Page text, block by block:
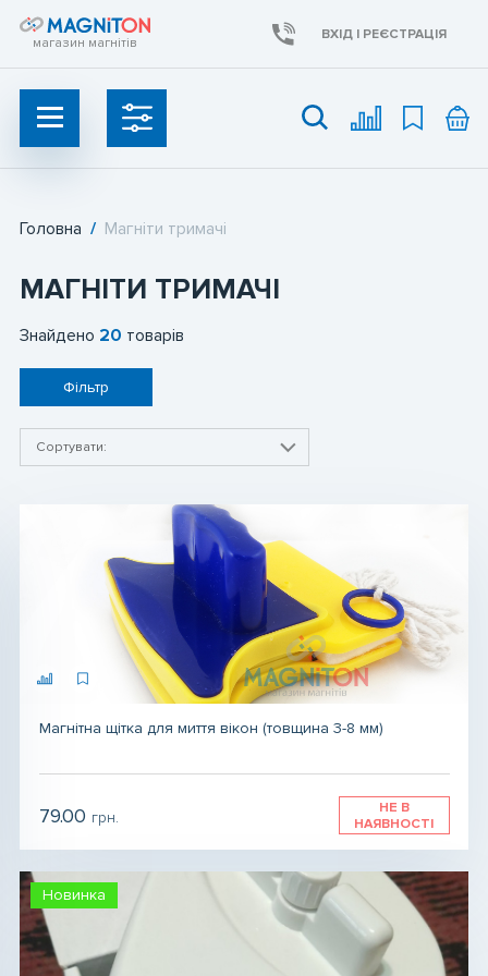
магазин магнітів
ВХІД І РЕЄСТРАЦІЯ
Неодимові магніти
Ферритові магніти
Пошукові магніти
Магніт для біжутерії
Магніти для зварювання
Конструктори, ігри магнітні
Магнітний вініл
Магніт сегмент, магніт сектор
Розмагнічувач
Головна / Магніти тримачі
МАГНІТИ ТРИМАЧІ
Знайдено 20 товарів
Фільтр
Магнітна щітка для миття вікон (товщина 3-8 мм)
79.00 грн.
НЕ В
НАЯВНОСТІ
Новинка